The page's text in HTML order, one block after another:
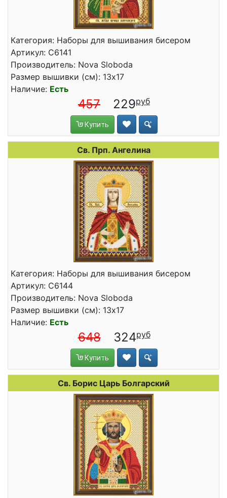
Категория: Наборы для вышивания бисером
Артикул: C6141
Производитель: Nova Sloboda
Размер вышивки (см): 13x17
Наличие: Есть
457 229
Купить
Св. Прп. Ангелина
Категория: Наборы для вышивания бисером
Артикул: C6144
Производитель: Nova Sloboda
Размер вышивки (см): 13x17
Наличие: Есть
648 324
Купить
Св. Борис Царь Болгарский